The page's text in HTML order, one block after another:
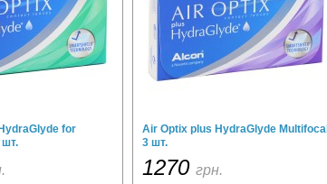
for
Air Optix plus HydraGlyde Multifocal
3 шт.
1270 грн.